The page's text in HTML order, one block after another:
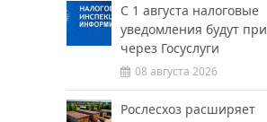
С 1 августа налоговые
уведомления будут
через Госуслуги
08 августа 2026
Рослесхоз расширяет